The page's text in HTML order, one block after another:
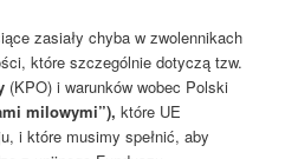
zasiały chyba w zwolennikach
które szczególnie dotyczą tzw.
(KPO) i warunków wobec Polski
milowymi”), które UE
i które musimy spełnić, aby